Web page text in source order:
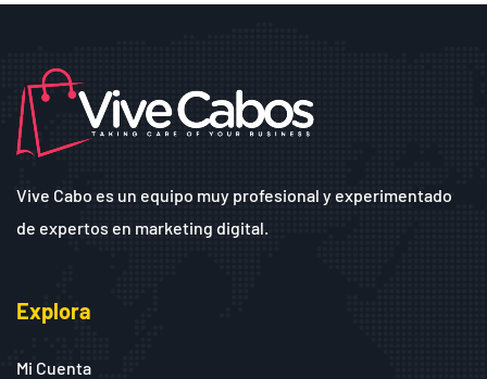
Vive Cabo es un equipo muy profesional y experimentado
de expertos en marketing digital.
Explora
Mi Cuenta